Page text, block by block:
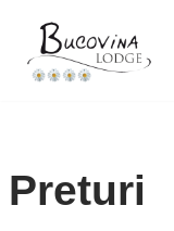
Sari
Preturi